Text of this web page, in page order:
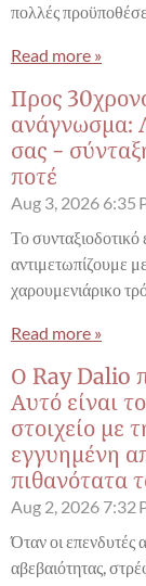
πολλές
Read more »
Προς
ανάγνωσμα:
σας -
ποτέ
Aug 3, 2026 6:35
Το
αντιμετωπίζουμε
χαρουμενιάρικο
Read more »
Ο Ray Dalio
Αυτό είναι
στοιχείο με
εγγυημένη
πιθανότατα
Aug 2, 2026 7:32
Όταν οι επενδυτές
αβεβαιότητας,